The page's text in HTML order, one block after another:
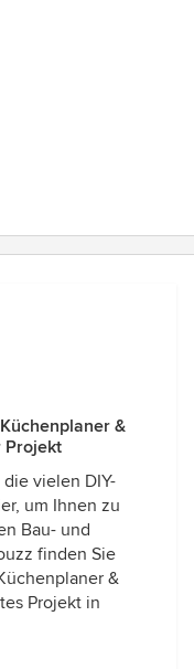
&
Projekt
vielen DIY-
um Ihnen zu
Bau- und
finden Sie
&
Projekt in